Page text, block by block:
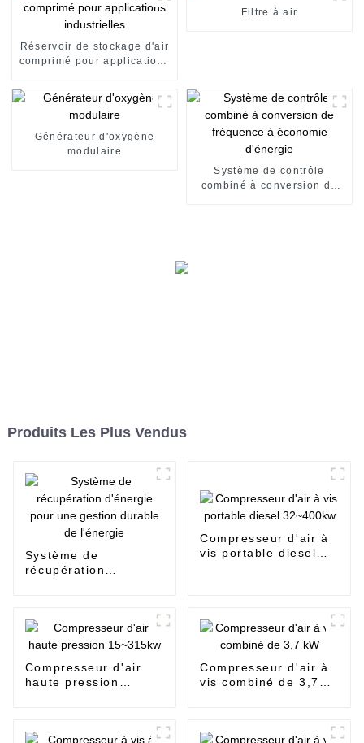
Réservoir de stockage d'air
comprimé pour applications
Filtre à air
Générateur d'oxygène
modulaire
Système de contrôle
combiné à conversion de
Produits Les Plus Vendus
Système de
récupération
Compresseur d'air à
vis portable diesel
Compresseur d'air
haute pression
Compresseur d'air à
vis combiné de 3,7